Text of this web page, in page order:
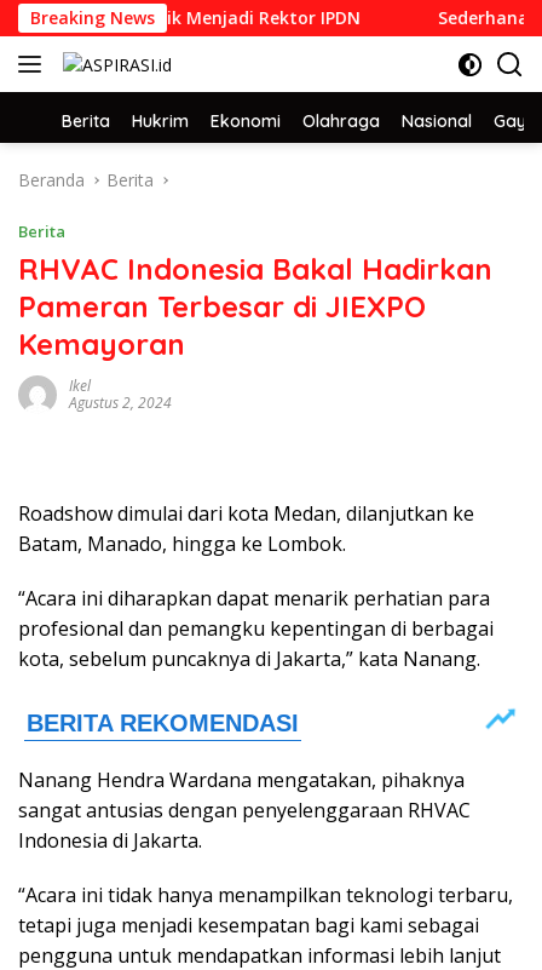
Langsung
ke
konten
Breaking News
yang Dilantik Menjadi Rektor IPDN Sederhana
Home
Berita Hukrim Ekonomi Olahraga Nasional Gaya
Beranda Berita
Berita
RHVAC Indonesia Bakal Hadirkan
Pameran Terbesar di JIEXPO
Kemayoran
Ikel
Agustus 2, 2024
Roadshow dimulai dari kota Medan, dilanjutkan ke
Batam, Manado, hingga ke Lombok.
“Acara ini diharapkan dapat menarik perhatian para
profesional dan pemangku kepentingan di berbagai
kota, sebelum puncaknya di Jakarta,” kata Nanang.
Nanang Hendra Wardana mengatakan, pihaknya
sangat antusias dengan penyelenggaraan RHVAC
Indonesia di Jakarta.
“Acara ini tidak hanya menampilkan teknologi terbaru,
tetapi juga menjadi kesempatan bagi kami sebagai
pengguna untuk mendapatkan informasi lebih lanjut